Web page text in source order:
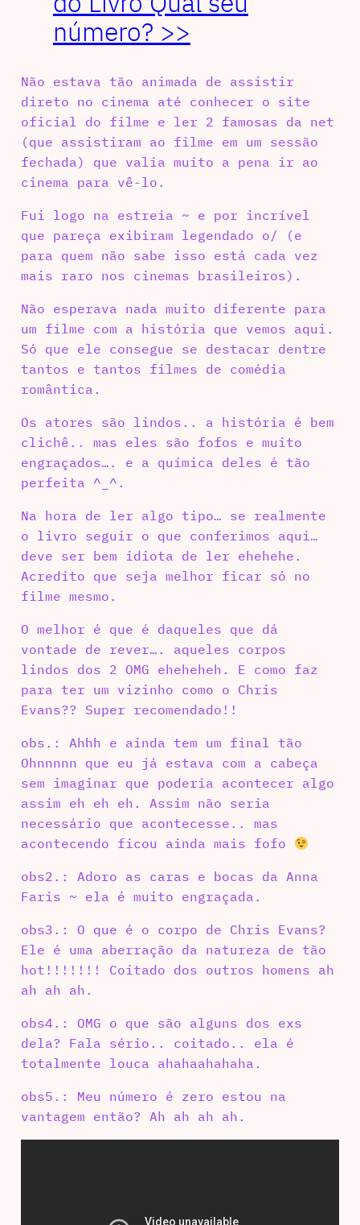
número? >>
Não estava tão animada de assistir
direto no cinema até conhecer o site
oficial do filme e ler 2 famosas da net
(que assistiram ao filme em um sessão
fechada) que valia muito a pena ir ao
cinema para vê-lo.
Fui logo na estreia ~ e por incrível
que pareça exibiram legendado o/ (e
para quem não sabe isso está cada vez
mais raro nos cinemas brasileiros).
Não esperava nada muito diferente para
um filme com a história que vemos aqui.
Só que ele consegue se destacar dentre
tantos e tantos filmes de comédia
romântica.
Os atores são lindos.. a história é bem
clichê.. mas eles são fofos e muito
engraçados…. e a química deles é tão
perfeita ^_^.
Na hora de ler algo tipo… se realmente
o livro seguir o que conferimos aqui…
deve ser bem idiota de ler ehehehe.
Acredito que seja melhor ficar só no
filme mesmo.
O melhor é que é daqueles que dá
vontade de rever…. aqueles corpos
lindos dos 2 OMG eheheheh. E como faz
para ter um vizinho como o Chris
Evans?? Super recomendado!!
obs.: Ahhh e ainda tem um final tão
Ohnnnnn que eu já estava com a cabeça
sem imaginar que poderia acontecer algo
assim eh eh eh. Assim não seria
necessário que acontecesse.. mas
acontecendo ficou ainda mais fofo
obs2.: Adoro as caras e bocas da Anna
Faris ~ ela é muito engraçada.
obs3.: O que é o corpo de Chris Evans?
Ele é uma aberração da natureza de tão
hot!!!!!!! Coitado dos outros homens ah
ah ah ah.
obs4.: OMG o que são alguns dos exs
dela? Fala sério.. coitado.. ela é
totalmente louca ahahaahahaha.
obs5.: Meu número é zero estou na
vantagem então? Ah ah ah ah.